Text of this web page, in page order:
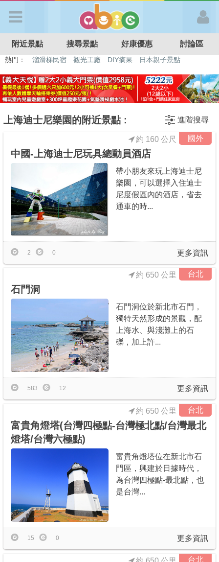
APP登入
首 頁
最新留言
商家合作
推薦景點
討論區
聯絡我們
APP下載
附近景點 搜尋景點 好康優惠 討論區
熱門： 溜滑梯民宿 觀光工廠 DIY摘果
日本親子景點
上海迪士尼樂園的附近景點 : 進階搜尋
國外
約 160 公尺
中國-上海迪士尼玩具總動員酒店
帶小朋友來玩上海迪士尼
樂園，可以選擇入住迪士
尼度假區內的酒店，省去
通車的時...
更多資訊
2 0
台北
約 650 公里
石門洞
石門洞位於新北市石門，
獨特天然形成的景觀，配
上海水、與淺灘上的石
礫，加上許...
更多資訊
583 12
台北
約 650 公里
富貴角燈塔(台灣四極點-台灣極北點/台灣最北
燈塔/台灣六極點)
富貴角燈塔位在新北市石
門區，興建於日據時代，
為台灣四極點-最北點，也
是台灣...
更多資訊
15 0
台北